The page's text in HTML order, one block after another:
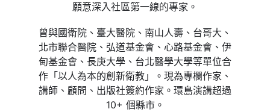
願意深入社區第一線的專家。
曾與國衛院、臺大醫院、南山人壽、台哥大、
北市聯合醫院、弘道基金會、心路基金會、伊
甸基金會、長庚大學、台北醫學大學等單位合
作「以人為本的創新衛教」。現為專欄作家、
講師、顧問、出版社簽約作家。環島演講超過
10+ 個縣市。